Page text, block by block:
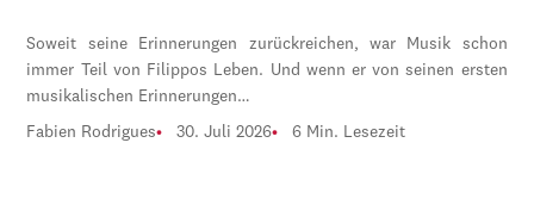
Soweit seine Erinnerungen zurückreichen, war Musik schon
immer Teil von Filippos Leben. Und wenn er von seinen ersten
musikalischen Erinnerungen…
Fabien Rodrigues 30. Juli 2026 6 Min. Lesezeit